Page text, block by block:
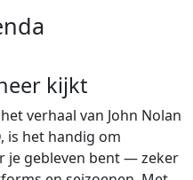
kijkt
verhaal van John Nolan
is het handig om
je gebleven bent — zeker